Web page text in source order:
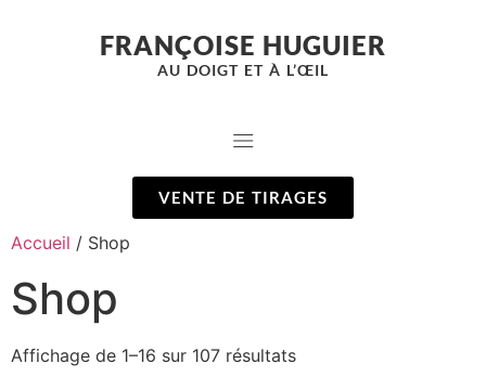
FRANÇOISE HUGUIER
AU DOIGT ET À L’ŒIL
VENTE DE TIRAGES
Accueil / Shop
Shop
Affichage de 1–16 sur 107 résultats